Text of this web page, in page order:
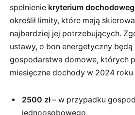
spełnienie kryterium
określił limity, które mają
najbardziej jej potrzebujących.
ustawy, o bon energetyczny będą
gospodarstwa domowe, których
miesięczne dochody w 2024 roku
2500 zł– w przypadku
jednoosobowego,